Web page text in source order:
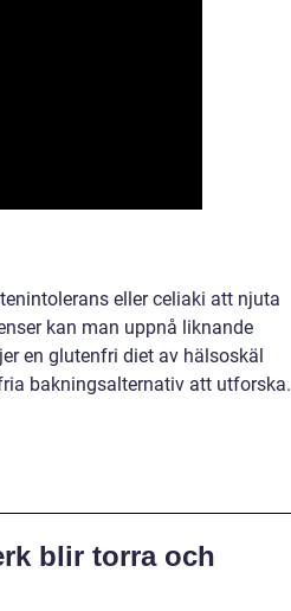
eller celiaki att njuta
kan man uppnå liknande
en glutenfri diet av hälsoskäl
bakningsalternativ att utforska.
blir torra och